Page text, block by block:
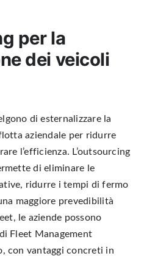
per la
dei veicoli
diesternalizzare la
aziendale per ridurre
l’efficienza. L’outsourcing
di eliminare le
ridurre i tempi di fermo
maggiore prevedibilità
le aziende possono
Fleet Management
, con vantaggi concreti in